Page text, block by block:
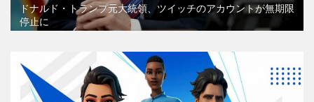
ドナルド・トランプ元大統領、ツイッチのアカウントが無期限
停止に